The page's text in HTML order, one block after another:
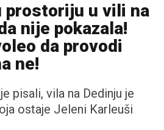
prostoriju u vili na
nije pokazala!
da provodi
ne!
pisali, vila na Dedinju je
ostaje Jeleni Karleuši